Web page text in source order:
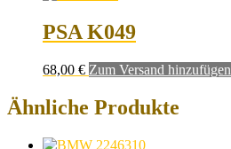
PSA K049
68,00 € Zum Versand hinzufügen
Ähnliche Produkte